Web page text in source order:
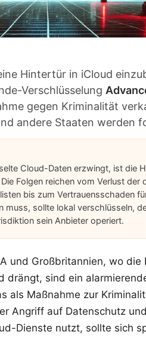
Hintertür in iCloud
Verschlüsselung
gegen Kriminalität
andere Staaten werden
Cloud-Daten erzwingt, ist die
Folgen reichen vom Verlust der
bis zum Vertrauensschaden
muss, sollte lokal verschlüsseln,
sein Anbieter operiert.
und Großbritannien, wo die
drängt, sind ein
als Maßnahme zur
Angriff auf Datenschutz
Dienste nutzt, sollte sich